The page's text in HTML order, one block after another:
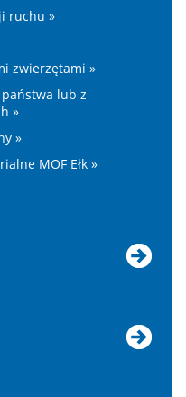
ruchu »
zwierzętami »
lub z
»
»
MOF Ełk »